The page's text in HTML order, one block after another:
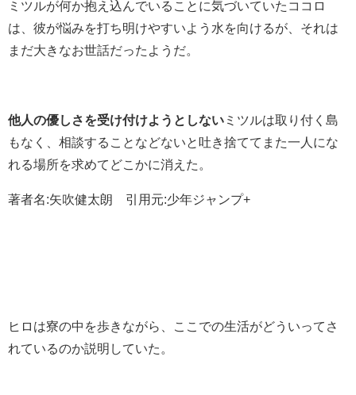
ミツルが何か抱え込んでいることに気づいていたココロ
は、彼が悩みを打ち明けやすいよう水を向けるが、それは
まだ大きなお世話だったようだ。
他人の優しさを受け付けようとしない ミツルは取り付く島
もなく、相談することなどないと吐き捨ててまた一人にな
れる場所を求めてどこかに消えた。
著者名:矢吹健太朗 引用元:少年ジャンプ+
ヒロは寮の中を歩きながら、ここでの生活がどういってさ
れているのか説明していた。